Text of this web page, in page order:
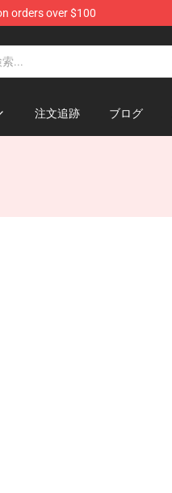
orders over $100
注文追跡 ブログ